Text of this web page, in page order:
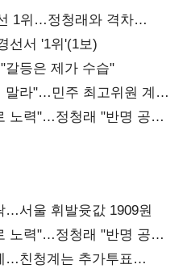
1위…정청래와 격차
선서 '1위'(1보)
등은 제가 수습"
말라"…민주 최고위원 계파
노력"…정청래 "반명 공세
…서울 휘발윳값 1909원
노력"…정청래 "반명 공세
…친청계는 추가투표